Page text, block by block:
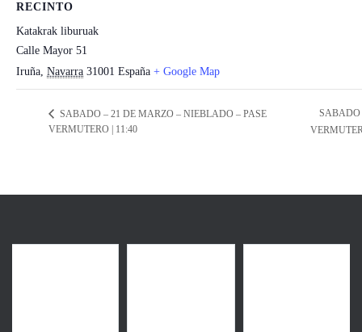
RECINTO
Katakrak liburuak
Calle Mayor 51
Iruña, Navarra 31001 España + Google Map
SABADO – 21 DE MARZO – NIEBLADO – PASE
VERMUTERO | 11:40
SABADO